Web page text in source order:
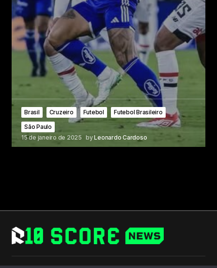
Brasil Cruzeiro Futebol
Futebol Brasileiro
São Paulo
15 de janeiro de 2025 byLeonardo Cardoso